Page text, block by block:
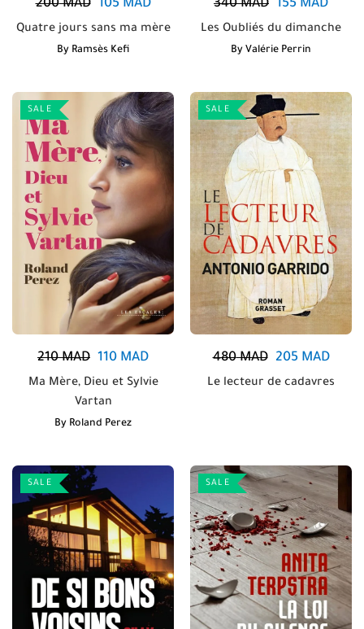
200MAD 105MAD
Quatre jours sans ma mère
By Ramsès Kefi
340MAD 155 MAD
Les Oubliés du dimanche
By Valérie Perrin
SALE
210MAD 110 MAD
Ma Mère, Dieu et Sylvie
Vartan
By Roland Perez
SALE
480MAD 205MAD
Le lecteur de cadavres
SALE SALE